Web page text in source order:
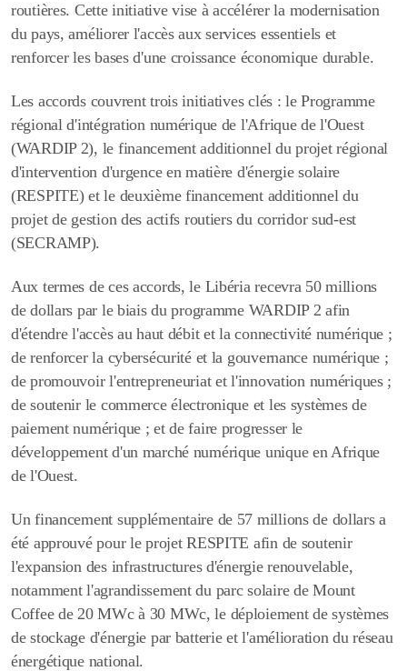
routières. Cette initiative vise à accélérer la modernisation
du pays, améliorer l'accès aux services essentiels et
renforcer les bases d'une croissance économique durable.
Les accords couvrent trois initiatives clés : le Programme
régional d'intégration numérique de l'Afrique de l'Ouest
(WARDIP 2), le financement additionnel du projet régional
d'intervention d'urgence en matière d'énergie solaire
(RESPITE) et le deuxième financement additionnel du
projet de gestion des actifs routiers du corridor sud-est
(SECRAMP).
Aux termes de ces accords, le Libéria recevra 50 millions
de dollars par le biais du programme WARDIP 2 afin
d'étendre l'accès au haut débit et la connectivité numérique ;
de renforcer la cybersécurité et la gouvernance numérique ;
de promouvoir l'entrepreneuriat et l'innovation numériques ;
de soutenir le commerce électronique et les systèmes de
paiement numérique ; et de faire progresser le
développement d'un marché numérique uniqueen Afrique
de l'Ouest.
Un financement supplémentaire de 57 millions de dollars a
été approuvé pour le projet RESPITE afin de soutenir
l'expansion des infrastructures d'énergie renouvelable,
notamment l'agrandissement du parc solaire de Mount
Coffee de 20 MWc à 30 MWc, le déploiement de systèmes
de stockage d'énergie par batterie et l'amélioration du réseau
énergétique national.